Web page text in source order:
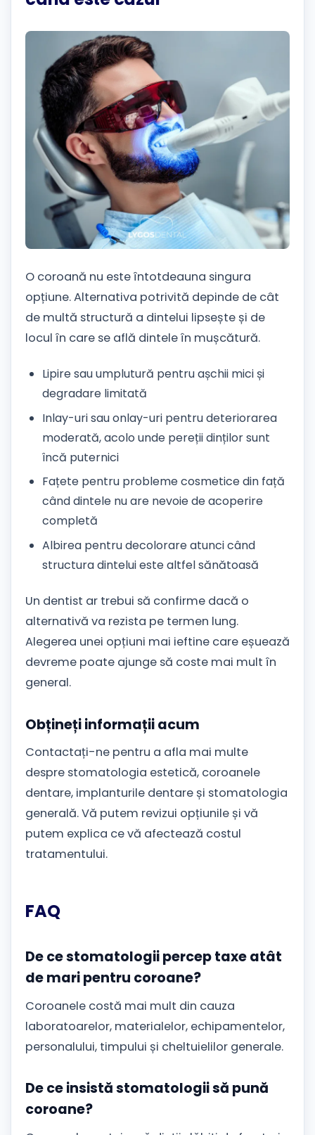
O coroană nu este întotdeauna singura
opțiune. Alternativa potrivită depinde de cât
de multă structură a dintelui lipsește și de
locul în care se află dintele în mușcătură.
Lipire sau umplutură pentru așchii mici și
degradare limitată
Inlay-uri sau onlay-uri pentru deteriorarea
moderată, acolo unde pereții dinților sunt
încă puternici
Fațete pentru probleme cosmetice din față
când dintele nu are nevoie de acoperire
completă
Albirea pentru decolorare atunci când
structura dintelui este altfel sănătoasă
Un dentist ar trebui să confirme dacă o
alternativă va rezista pe termen lung.
Alegerea unei opțiuni mai ieftine care eșuează
devreme poate ajunge să coste mai mult în
general.
Obțineți informații acum
Contactați-ne pentru a afla mai multe
despre stomatologia estetică, coroanele
dentare, implanturile dentare și stomatologia
generală. Vă putem revizui opțiunile și vă
putem explica ce vă afectează costul
tratamentului.
FAQ
De ce stomatologii percep taxe atât
de mari pentru coroane?
Coroanele costă mai mult din cauza
laboratoarelor, materialelor, echipamentelor,
personalului, timpului și cheltuielilor generale.
De ce insistă stomatologii să pună
coroane?